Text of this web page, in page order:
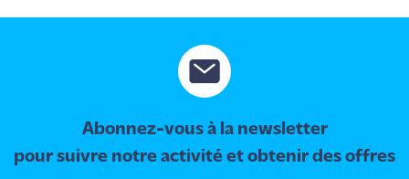
Abonnez-vous à la newsletter
pour suivre notre activité et obtenir des offres